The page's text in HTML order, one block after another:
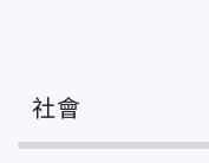
社會